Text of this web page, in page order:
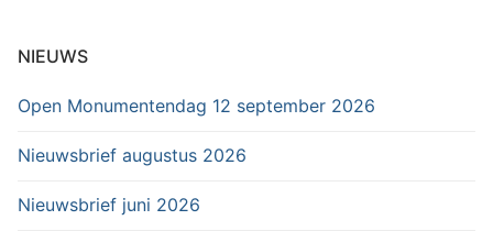
NIEUWS
Open Monumentendag 12 september 2026
Nieuwsbrief augustus 2026
Nieuwsbrief juni 2026